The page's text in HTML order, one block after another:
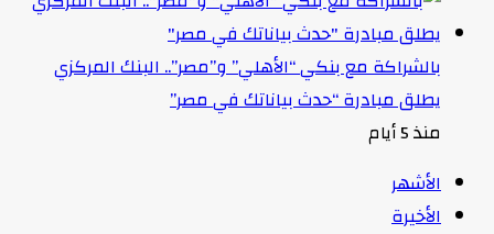
بالشراكة مع بنكي “الأهلي” و”مصر”.. البنك المركزي
يطلق مبادرة “حدث بياناتك في مصر”
منذ 5 أيام
الأشهر
الأخيرة